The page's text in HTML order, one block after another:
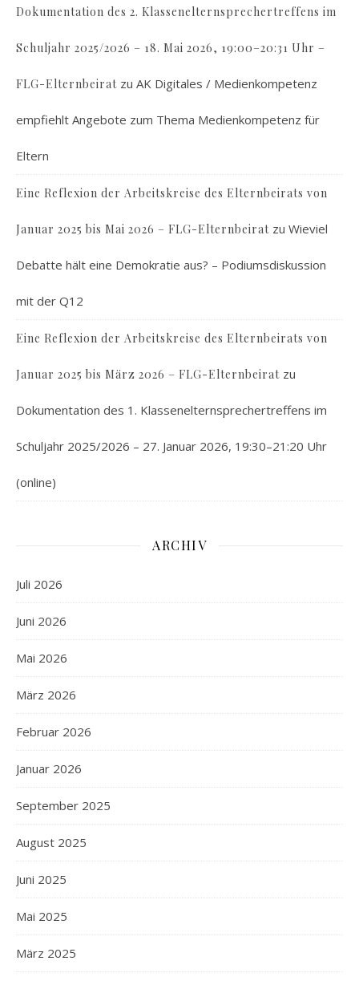
Dokumentation des 2. Klassenelternsprechertreffens im
Schuljahr 2025/2026 – 18. Mai 2026, 19:00–20:31 Uhr –
FLG-Elternbeirat zu AK Digitales / Medienkompetenz
empfiehlt Angebote zum Thema Medienkompetenz für
Eltern
Eine Reflexion der Arbeitskreise des Elternbeirats von
Januar 2025 bis Mai 2026 – FLG-Elternbeirat zu Wieviel
Debatte hält eine Demokratie aus? – Podiumsdiskussion
mit der Q12
Eine Reflexion der Arbeitskreise des Elternbeirats von
Januar 2025 bis März 2026 – FLG-Elternbeirat zu
Dokumentation des 1. Klassenelternsprechertreffens im
Schuljahr 2025/2026 – 27. Januar 2026, 19:30–21:20 Uhr
(online)
ARCHIV
Juli 2026
Juni 2026
Mai 2026
März 2026
Februar 2026
Januar 2026
September 2025
August 2025
Juni 2025
Mai 2025
März 2025